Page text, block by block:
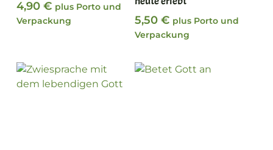
4,90 € plus Porto und
Verpackung
5,50€ plus Porto und
Verpackung